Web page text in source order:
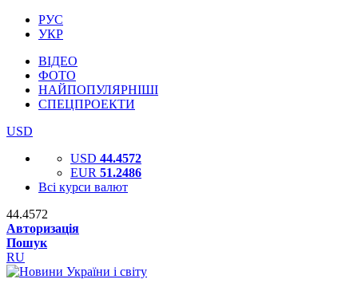
РУС
УКР
ВІДЕО
ФОТО
НАЙПОПУЛЯРНІШІ
СПЕЦПРОЕКТИ
USD
USD 44.4572
EUR 51.2486
Всі курси валют
44.4572
Авторизація
Пошук
RU